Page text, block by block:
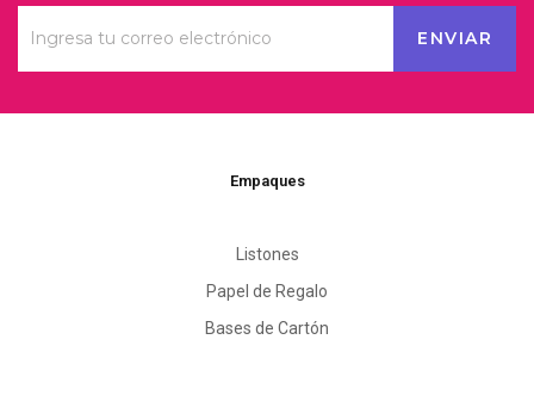
Empaques
Listones
Papel de Regalo
Bases de Cartón